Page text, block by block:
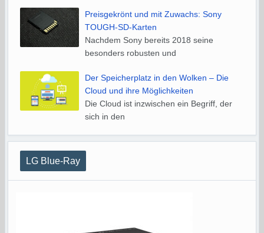
Preisgekrönt und mit Zuwachs: Sony
TOUGH-SD-Karten
Nachdem Sony bereits 2018 seine
besonders robusten und
Der Speicherplatz in den Wolken – Die
Cloud und ihre Möglichkeiten
Die Cloud ist inzwischen ein Begriff, der
sich in den
LG Blue-Ray